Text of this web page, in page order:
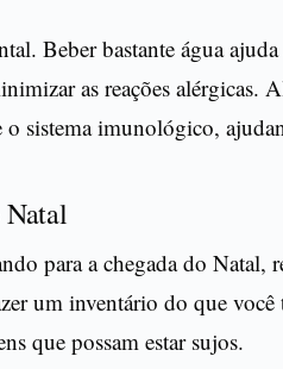
Beber bastante água
as reações alérgicas.
o sistema imunológico,
Natal
para a chegada do Natal,
um inventário do que
que possam estar sujos.